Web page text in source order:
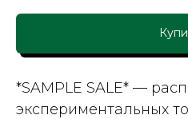
*SAMPLE SALE* —
экспериментальных